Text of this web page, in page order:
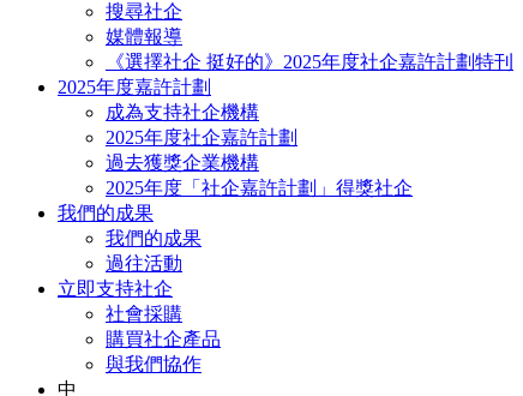
搜尋社企
媒體報導
《選擇社企 挺好的》2025年度社企嘉許計劃特刊
2025年度嘉許計劃
成為支持社企機構
2025年度社企嘉許計劃
過去獲獎企業機構
2025年度「社企嘉許計劃」得獎社企
我們的成果
我們的成果
過往活動
立即支持社企
社會採購
購買社企產品
與我們協作
中